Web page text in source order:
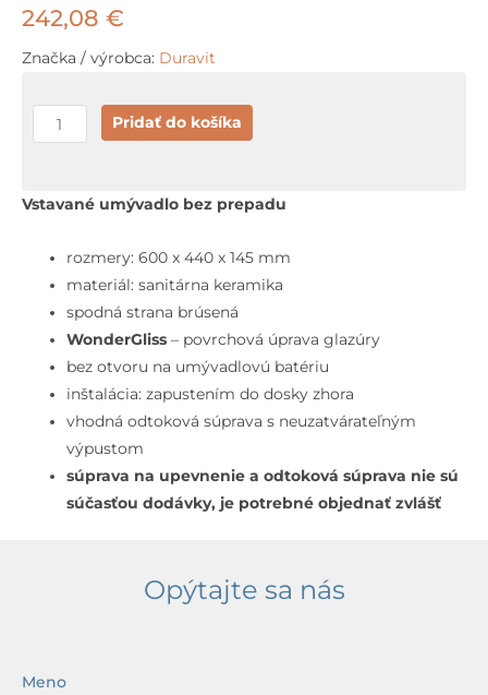
242,08 €
Značka / výrobca: Duravit
množstvo
Duravit
Neo
zápustné,
600x440
mm,
bez
otvoru
batériu,
WonderGliss,
biela
Pridať do košíka
Vstavané umývadlo bez prepadu
rozmery: 600 x 440 x 145 mm
materiál: sanitárna keramika
spodná strana brúsená
WonderGliss – povrchová úprava glazúry
bez otvoru na umývadlovú batériu
inštalácia: zapustením do dosky zhora
vhodná odtoková súprava s neuzatvárateľným
výpustom
súprava na upevnenie a odtoková súprava nie sú
súčasťou dodávky, je potrebné objednať zvlášť
Opýtajte sa nás
Meno